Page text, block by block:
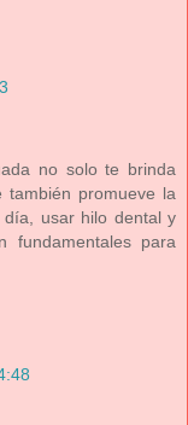
no solo te brinda
también promueve la
día, usar hilo dental y
fundamentales para